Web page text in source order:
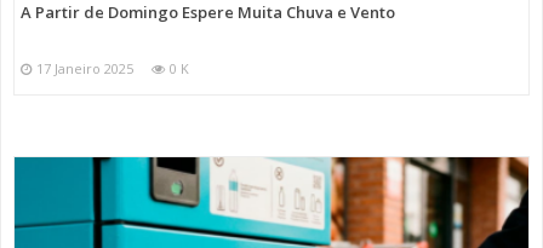
A Partir de Domingo Espere Muita Chuva e Vento
17 Janeiro 2025 0 K